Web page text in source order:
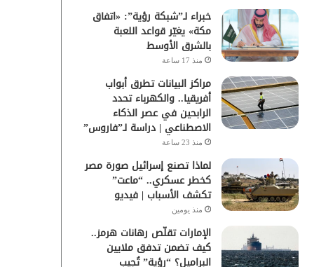
خبراء لـ”شبكة رؤية”: «اتفاق
مكة» يغيّر قواعد اللعبة
بالشرق الأوسط
منذ 17 ساعة
مراكز البيانات تطرق أبواب
أفريقيا.. والكهرباء تحدد
الرابحين في عصر الذكاء
الاصطناعي | دراسة لـ”فاروس”
منذ 23 ساعة
لماذا تصنع إسرائيل صورة مصر
كخطر عسكري.. “ماعت”
تكشف الأسباب | فيديو
منذ يومين
الإمارات تقلّص رهانات هرمز..
كيف تضمن تدفق ملايين
البراميل؟ “رؤية” تُجيب